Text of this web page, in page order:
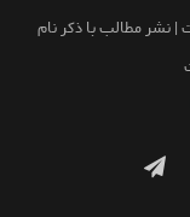
نشر مطالب با ذکر نام
تلگرام